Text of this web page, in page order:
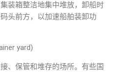
装箱整洁地集中堆放，卸船时
头前方，以加速船舶装卸功
yard)
、保管和堆存的场所。有些国